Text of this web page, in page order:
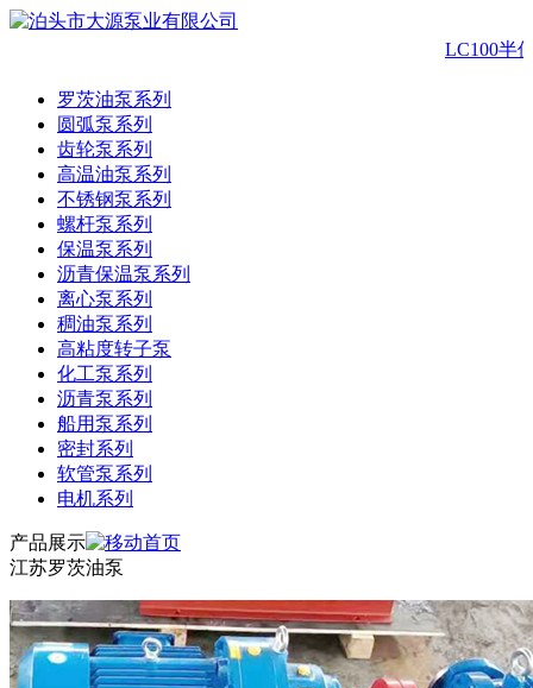
LC100半
罗茨油泵系列
圆弧泵系列
齿轮泵系列
高温油泵系列
不锈钢泵系列
螺杆泵系列
保温泵系列
沥青保温泵系列
离心泵系列
稠油泵系列
高粘度转子泵
化工泵系列
沥青泵系列
船用泵系列
密封系列
软管泵系列
电机系列
产品展示
江苏罗茨油泵